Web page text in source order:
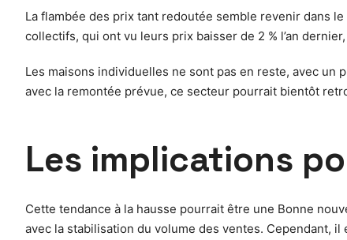
La flambée des prix tant redoutée semble revenir dans
collectifs, qui ont vu leurs prix baisser de 2 % l’an
Les maisons individuelles ne sont pas en reste, avec un
avec la remontée prévue, ce secteur pourrait bientôt
Les implications
Cette tendance à la hausse pourrait être une Bonne
avec la stabilisation du volume des ventes. Cependant,